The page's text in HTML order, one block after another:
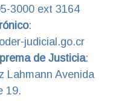
3000 ext 3164
:
judicial.go.cr
de Justicia:
Lahmann Avenida
19.